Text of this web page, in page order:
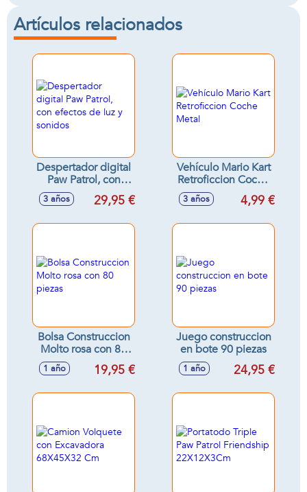
Artículos relacionados
Despertador digital
Paw Patrol, con
efectos de luz y
sonidos
3 años 29,95 €
Vehículo Mario Kart
Retroficcion Coche
Metal
3 años 4,99 €
Bolsa Construccion
Molto rosa con 80
piezas
1 año 19,95 €
Juego construccion
en bote 90 piezas
1 año 24,95 €